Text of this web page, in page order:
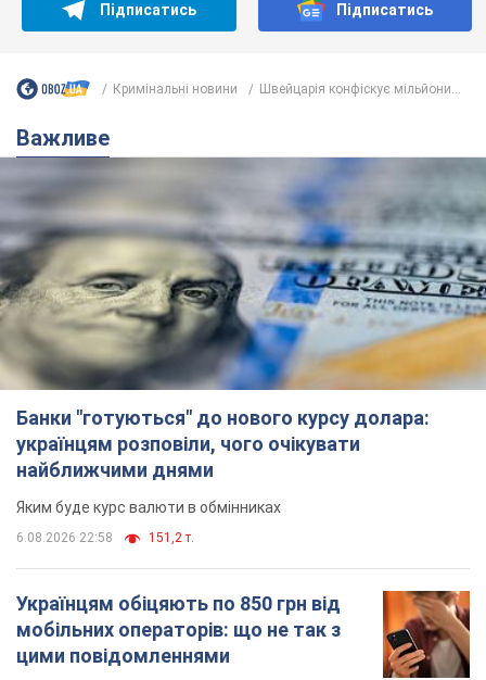
Підписатись Підписатись
Кримінальні новини Швейцарія конфіскує мільйони...
Важливе
Банки "готуються" до нового курсу долара:
українцям розповіли, чого очікувати
найближчими днями
Яким буде курс валюти в обмінниках
6.08.2026 22:58 151,2 т.
Українцям обіцяють по 850 грн від
мобільних операторів: що не так з
цими повідомленнями